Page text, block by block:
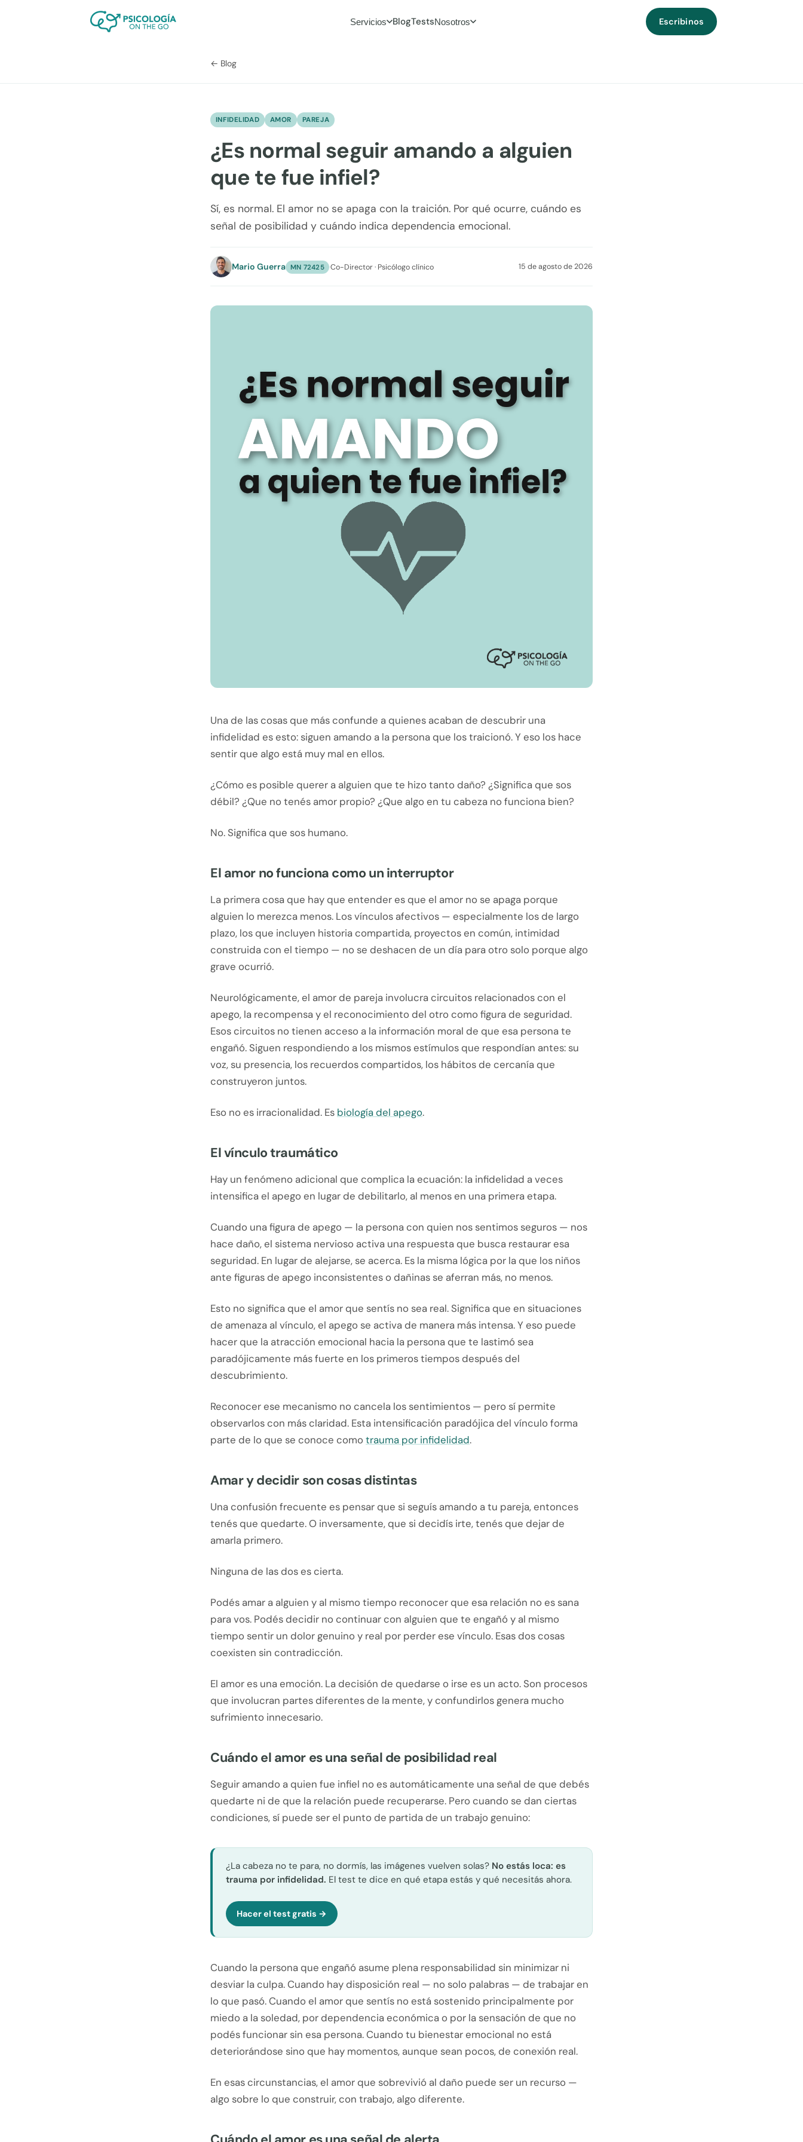
Servicios BlogTestsNosotros Escribinos
← Blog
INFIDELIDAD AMOR PAREJA
¿Es normal seguir amando a alguien
que te fue infiel?
Sí, es normal. El amor no se apaga con la traición. Por qué ocurre, cuándo es
señal de posibilidad y cuándo indica dependencia emocional.
Mario Guerra MN 72425 ·Co-Director · Psicólogo clínico 15 de agosto de 2026
Una de las cosas que más confunde a quienes acaban de descubrir una
infidelidad es esto: siguen amando a la persona que los traicionó. Y eso los hace
sentir que algo está muy mal en ellos.
¿Cómo es posible querer a alguien que te hizo tanto daño? ¿Significa que sos
débil? ¿Que no tenés amor propio? ¿Que algo en tu cabeza no funciona bien?
No. Significa que sos humano.
El amor no funciona como un interruptor
La primera cosa que hay que entender es que el amor no se apaga porque
alguien lo merezca menos. Los vínculos afectivos — especialmente los de largo
plazo, los que incluyen historia compartida, proyectos en común, intimidad
construida con el tiempo — no se deshacen de un día para otro solo porque algo
grave ocurrió.
Neurológicamente, el amor de pareja involucra circuitos relacionados con el
apego, la recompensa y el reconocimiento del otro como figura de seguridad.
Esos circuitos no tienen acceso a la información moral de que esa persona te
engañó. Siguen respondiendo a los mismos estímulos que respondían antes: su
voz, su presencia, los recuerdos compartidos, los hábitos de cercanía que
construyeron juntos.
Eso no es irracionalidad. Es biología del apego.
El vínculo traumático
Hay un fenómeno adicional que complica la ecuación: la infidelidad a veces
intensifica el apego en lugar de debilitarlo, al menos en una primera etapa.
Cuando una figura de apego — la persona con quien nos sentimos seguros — nos
hace daño, el sistema nervioso activa una respuesta que busca restaurar esa
seguridad. En lugar de alejarse, se acerca. Es la misma lógica por la que los niños
ante figuras de apego inconsistentes o dañinas se aferran más, no menos.
Esto no significa que el amor que sentís no sea real. Significa que en situaciones
de amenaza al vínculo, el apego se activa de manera más intensa. Y eso puede
hacer que la atracción emocional hacia la persona que te lastimó sea
paradójicamente más fuerte en los primeros tiempos después del
descubrimiento.
Reconocer ese mecanismo no cancela los sentimientos — pero sí permite
observarlos con más claridad. Esta intensificación paradójica del vínculo forma
parte de lo que se conoce como trauma por infidelidad.
Amar y decidir son cosas distintas
Una confusión frecuente es pensar que si seguís amando a tu pareja, entonces
tenés que quedarte. O inversamente, que si decidís irte, tenés que dejar de
amarla primero.
Ninguna de las dos es cierta.
Podés amar a alguien y al mismo tiempo reconocer que esa relación no es sana
para vos. Podés decidir no continuar con alguien que te engañó y al mismo
tiempo sentir un dolor genuino y real por perder ese vínculo. Esas dos cosas
coexisten sin contradicción.
El amor es una emoción. La decisión de quedarse o irse es un acto. Son procesos
que involucran partes diferentes de la mente, y confundirlos genera mucho
sufrimiento innecesario.
Cuándo el amor es una señal de posibilidad real
Seguir amando a quien fue infiel no es automáticamente una señal de que debés
quedarte ni de que la relación puede recuperarse. Pero cuando se dan ciertas
condiciones, sí puede ser el punto de partida de un trabajo genuino:
¿La cabeza no te para, no dormís, las imágenes vuelven solas? No estás loca: es
trauma por infidelidad. El test te dice en qué etapa estás y qué necesitás ahora.
Hacer el test gratis →
Cuando la persona que engañó asume plena responsabilidad sin minimizar ni
desviar la culpa. Cuando hay disposición real — no solo palabras — de trabajar en
lo que pasó. Cuando el amor que sentís no está sostenido principalmente por
miedo a la soledad, por dependencia económica o por la sensación de que no
podés funcionar sin esa persona. Cuando tu bienestar emocional no está
deteriorándose sino que hay momentos, aunque sean pocos, de conexión real.
En esas circunstancias, el amor que sobrevivió al daño puede ser un recurso —
algo sobre lo que construir, con trabajo, algo diferente.